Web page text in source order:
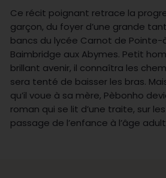
Ce récit poignant retrace la
garçon, du foyer d’une grande
bancs du lycée Carnot de Pointe-
Baimbridge aux Abymes. Petit
brillant avenir, il connaîtra les
sera tenté de baisser les bras.
qu’il voue à sa mère, Pèbonho
roman qui se lit d’une traite, sur
passage de l’enfance à l’âge